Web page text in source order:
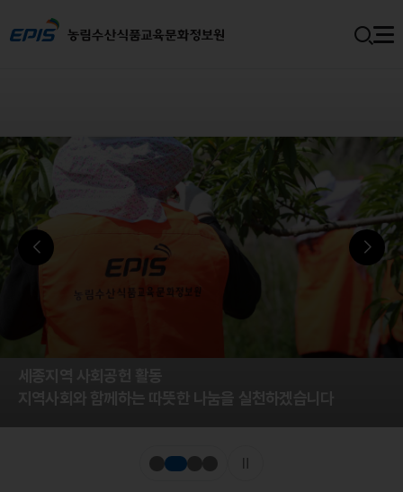
지역사회와 함께하는 따뜻한 나눔을 실천하겠습니다